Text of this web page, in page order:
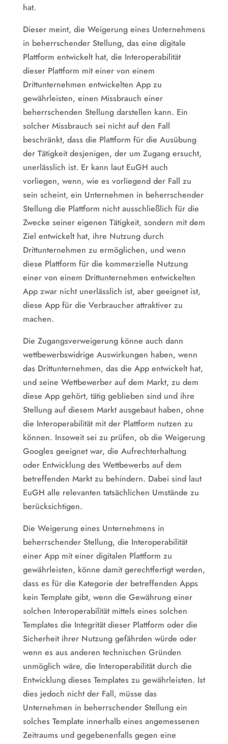
hat.
Dieser meint, die Weigerung eines Unternehmens
in beherrschender Stellung, das eine digitale
Plattform entwickelt hat, die Interoperabilität
dieser Plattform mit einer von einem
Drittunternehmen entwickelten App zu
gewährleisten, einen Missbrauch einer
beherrschenden Stellung darstellen kann. Ein
solcher Missbrauch sei nicht auf den Fall
beschränkt, dass die Plattform für die Ausübung
der Tätigkeit desjenigen, der um Zugang ersucht,
unerlässlich ist. Er kann laut EuGH auch
vorliegen, wenn, wie es vorliegend der Fall zu
sein scheint, ein Unternehmen in beherrschender
Stellung die Plattform nicht ausschließlich für die
Zwecke seiner eigenen Tätigkeit, sondern mit dem
Ziel entwickelt hat, ihre Nutzung durch
Drittunternehmen zu ermöglichen, und wenn
diese Plattform für die kommerzielle Nutzung
einer von einem Drittunternehmen entwickelten
App zwar nicht unerlässlich ist, aber geeignet ist,
diese App für die Verbraucher attraktiver zu
machen.
Die Zugangsverweigerung könne auch dann
wettbewerbswidrige Auswirkungen haben, wenn
das Drittunternehmen, das die App entwickelt hat,
und seine Wettbewerber auf dem Markt, zu dem
diese App gehört, tätig geblieben sind und ihre
Stellung auf diesem Markt ausgebaut haben, ohne
die Interoperabilität mit der Plattform nutzen zu
können. Insoweit sei zu prüfen, ob die Weigerung
Googles geeignet war, die Aufrechterhaltung
oder Entwicklung des Wettbewerbs auf dem
betreffenden Markt zu behindern. Dabei sind laut
EuGH alle relevanten tatsächlichen Umstände zu
berücksichtigen.
Die Weigerung eines Unternehmens in
beherrschender Stellung, die Interoperabilität
einer App mit einer digitalen Plattform zu
gewährleisten, könne damit gerechtfertigt werden,
dass es für die Kategorie der betreffenden Apps
kein Template gibt, wenn die Gewährung einer
solchen Interoperabilität mittels eines solchen
Templates die Integrität dieser Plattform oder die
Sicherheit ihrer Nutzung gefährden würde oder
wenn es aus anderen technischen Gründen
unmöglich wäre, die Interoperabilität durch die
Entwicklung dieses Templates zu gewährleisten. Ist
dies jedoch nicht der Fall, müsse das
Unternehmen in beherrschender Stellung ein
solches Template innerhalb eines angemessenen
Zeitraums und gegebenenfalls gegen eine